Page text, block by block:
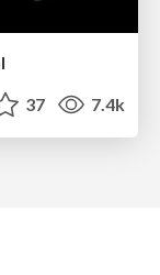
37 7.4k